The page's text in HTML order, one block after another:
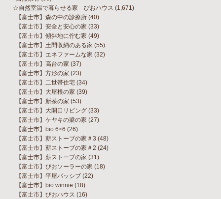
☆自然室温で暮らせる家 びおハウス (1,671)
【富士市】森の中の診療所 (40)
【富士市】安全と安心の家 (33)
【富士市】傾斜地に佇む家 (49)
【富士市】土間収納のある家 (55)
【富士市】エネファームな家 (32)
【富士市】高台の家 (37)
【富士市】方形の家 (23)
【富士市】二世帯住宅 (34)
【富士市】大屋根の家 (39)
【富士市】新茶の家 (53)
【富士市】大開口リビング (33)
【富士市】ケヤキの梁の家 (27)
【富士市】bio 6×6 (26)
【富士市】薪ストーブの家＃3 (48)
【富士市】薪ストーブの家＃2 (24)
【富士市】薪ストーブの家 (31)
【富士市】びおソーラーの家 (18)
【富士市】平屋パッシブ (22)
【富士市】bio winnie (18)
【富士市】びおハウス (16)